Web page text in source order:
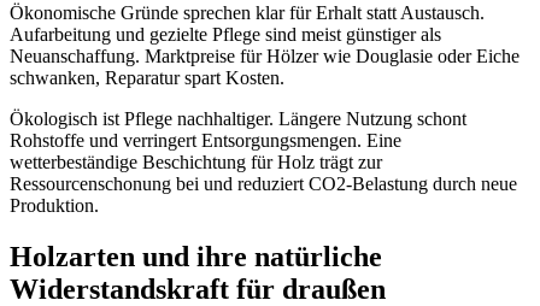
Ökonomische Gründe sprechen klar für Erhalt statt Austausch.
Aufarbeitung und gezielte Pflege sind meist günstiger als
Neuanschaffung. Marktpreise für Hölzer wie Douglasie oder Eiche
schwanken, Reparatur spart Kosten.
Ökologisch ist Pflege nachhaltiger. Längere Nutzung schont
Rohstoffe und verringert Entsorgungsmengen. Eine
wetterbeständige Beschichtung für Holz trägt zur
Ressourcenschonung bei und reduziert CO2-Belastung durch neue
Produktion.
Holzarten und ihre natürliche
Widerstandskraft für draußen